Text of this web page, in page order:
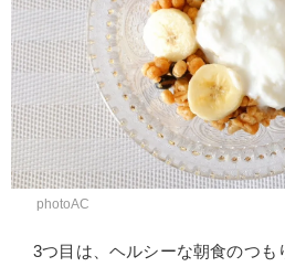
photoAC
3つ目は、ヘルシーな朝食のつも